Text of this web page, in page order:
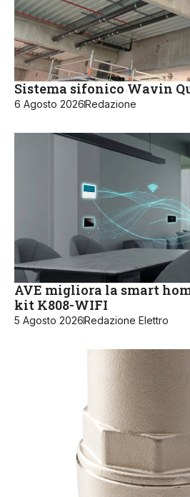
Sistema sifonico Wavin
6 Agosto 2026 Redazione
AVE migliora la smart
kit K808-WIFI
5 Agosto 2026 Redazione Elettro